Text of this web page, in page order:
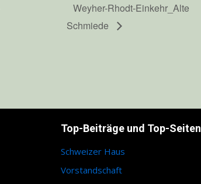
Weyher-Rhodt-Einkehr_Alte
Schmiede
Top-Beiträge und Top-Seiten
Schweizer Haus
Vorstandschaft